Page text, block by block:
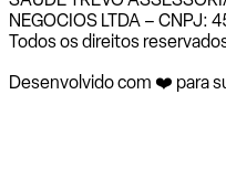
NEGOCIOS LTDA – CNPJ:
Todos os direitos
Desenvolvido com ❤️ para